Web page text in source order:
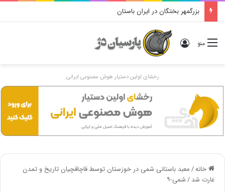
بزرگمهر بختگان در ایران باستان
منو ورود
رخشای اولین دستیار هوش مصنوعی ایرانی
خانه/معبد باستانی شمی در خوزستان توسط قاچاقچیان تاریخ و تمدن
غارت شد/شمی-۹